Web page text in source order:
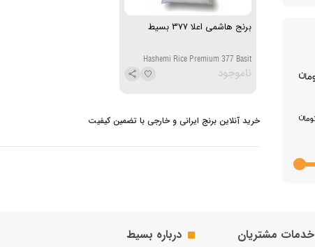
برنج هاشمی اعلا 377 بسیط
Hashemi Rice Premium 377 Basit
ناموجود
خرید آنلاین برنج ایرانی و خارجی با تضمین کیفیت
خدمات مشتریان درباره بسیط